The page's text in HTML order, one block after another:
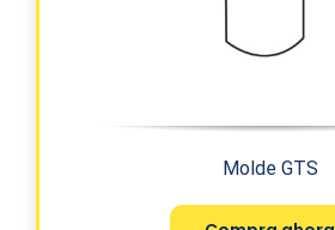
Molde GTS